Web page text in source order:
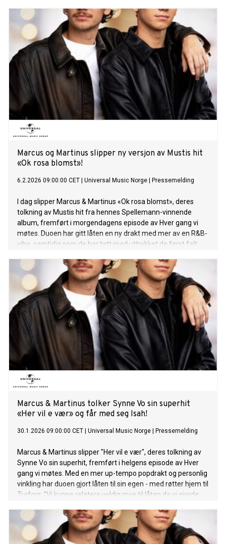
hvordan låta hørtes ut fra før av, så nå var det bare å legge
vår twist på den. Håper dere liker den!» sier Marcus &
Martinus. Hør låten HER! Med «Jente i fra by'n» leverer
Marcus & Martinus nok et sterkt norskspråklig øyeblikk i
årets sesong av Hver gang vi møtes. Låten er ute nå på alle
strømmetjenester. Mer om Hver gang vi møtes: Med årets
sesong av HGVM markerer de sitt tilbakevendende fokus på
norskspråklige låter. 8. mai 2026 inntar Marcus & Martinus
scenen på Unity Arena i Oslo med “The Room” - en unik one
night only konsertopplevelse som er en inngang i guttas
eget univers og starten på en helt ny æra. Espen Lind, Marit
Larsen, Herborg
Marcus og Martinus slipper ny versjon av Mustis hit
«Ok rosa blomst»!
6.2.2026 09:00:00 CET Universal Music Norge Pressemelding
I dag slipper Marcus & Martinus «Ok rosa blomst», deres
tolkning av Mustis hit fra hennes Spellemann-vinnende
album, fremført i morgendagens episode av Hver gang vi
møtes. Duoen har gitt låten en ny drakt med mer av en R&B-
vibe, samtidig som de har tatt med uttrykket de først falt
favorittlåt av Musti i lang tid. Når vi fikk vite at vi skulle være
med i HGVM sammen, var det en av de låtene vi visste at vi
ville gjøre! Vi har gjort den om til en litt mer R&B vibe. Vi er
veldig fornøyde!» sier Marcus & Martinus. Hør låten HER!
Med «Ok rosa blomst» leverer Marcus & Martinus nok et
sterkt norskspråklig øyeblikk i årets sesong av Hver gang vi
møtes. Låten er ute nå på alle strømmetjenester. Mer om
Hver gang vi møtes: Med årets sesong av HGVM markerer
de sitt tilbakevendende fokus på norskspråklige låter. 8. mai
2026 inntar Marcus & Martinus scenen på Unity Arena i Oslo
med “The Room” - en unik one night only konsertopplevelse
som er en
Marcus & Martinus tolker Synne Vo sin superhit
«Her vil e vær» og får med seg Isah!
30.1.2026 09:00:00 CET Universal Music Norge Pressemelding
Marcus & Martinus slipper "Her vil e vær", deres tolkning av
Synne Vo sin superhit, fremført i helgens episode av Hver
gang vi møtes. Med en mer up-tempo popdrakt og personlig
vinkling har duoen gjort låten til sin egen - med røtter hjem til
Trofors: "Vi kunne relatere veldig mye til låten da vi gjorde
fra, og da fikk den stor betydning for oss. Vi så mye
potensial i sangen", sier Marcus & Martinus. Hør låten HER. Å
fremføre låten for Synne Vo selv ble et spesielt øyeblikk: "Vi